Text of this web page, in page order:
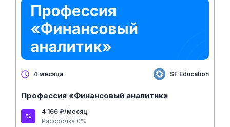
4 месяца SF Education
Профессия «Финансовый аналитик»
4 166 ₽/месяц
Рассрочка 0%